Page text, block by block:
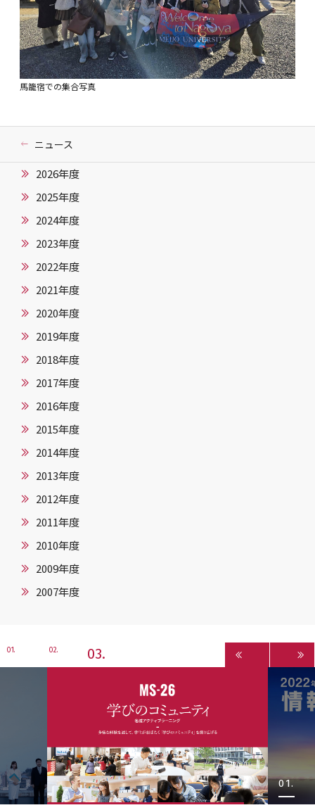
馬籠宿での集合写真
ニュース
2026年度
2025年度
2024年度
2023年度
2022年度
2021年度
2020年度
2019年度
2018年度
2017年度
2016年度
2015年度
2014年度
2013年度
2012年度
2011年度
2010年度
2009年度
2007年度
1 2 3